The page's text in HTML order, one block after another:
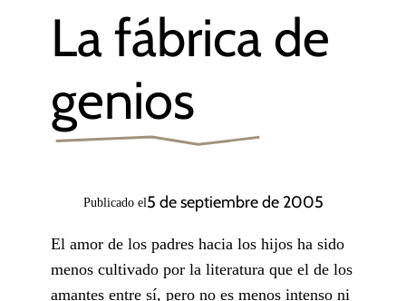
La fábrica de
genios
Publicado el5 de septiembre de 2005
El amor de los padres hacia los hijos ha sido
menos cultivado por la literatura que el de los
amantes entre sí, pero no es menos intenso ni